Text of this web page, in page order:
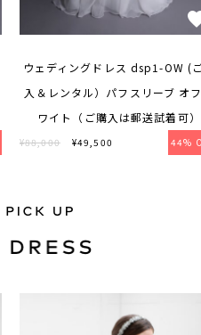
ウェディングドレス dsp1-OW (
入＆レンタル）パフスリーブ オ
ワイト（ご購入は郵送試着可）
¥88,000 ¥49,500 44%